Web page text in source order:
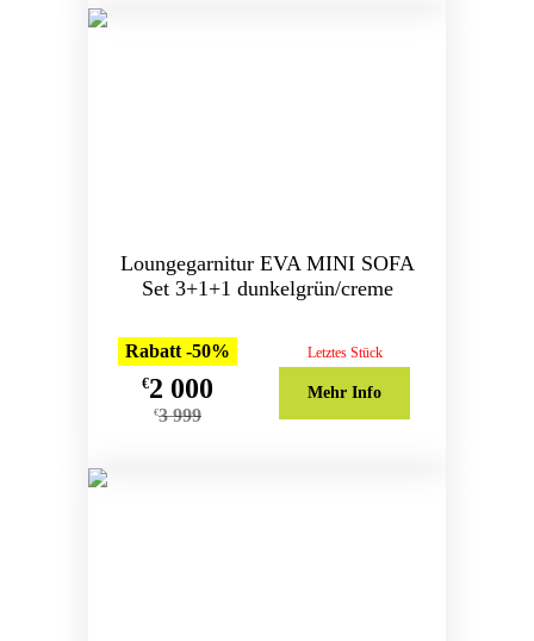
Loungegarnitur EVA MINI SOFA
Set 3+1+1 dunkelgrün/creme
Rabatt -50%
€2 000
€3 999
Letztes Stück
Mehr Info